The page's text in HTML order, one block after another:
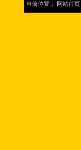
当前位置： 网站首页